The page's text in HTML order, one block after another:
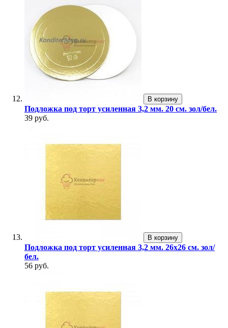
В корзину
Подложка под торт усиленная 3,2 мм. 20 см. зол/бел.
39 руб.
В корзину
Подложка под торт усиленная 3,2 мм. 26х26 см. зол/
бел.
56 руб.